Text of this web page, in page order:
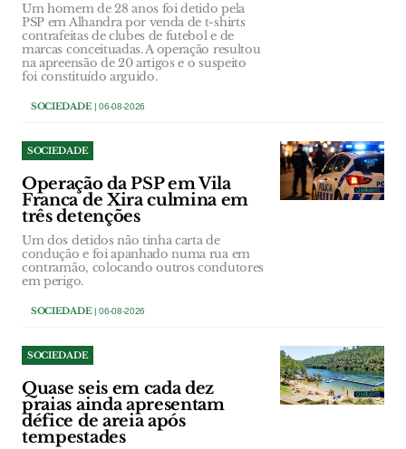
Um homem de 28 anos foi detido pela
PSP em Alhandra por venda de t-shirts
contrafeitas de clubes de futebol e de
marcas conceituadas. A operação resultou
na apreensão de 20 artigos e o suspeito
foi constituído arguido.
SOCIEDADE| 06-08-2026
SOCIEDADE
Operação da PSP em Vila
Franca de Xira culmina em
três detenções
Um dos detidos não tinha carta de
condução e foi apanhado numa rua em
contramão, colocando outros condutores
em perigo.
SOCIEDADE| 06-08-2026
SOCIEDADE
Quase seis em cada dez
praias ainda apresentam
défice de areia após
tempestades